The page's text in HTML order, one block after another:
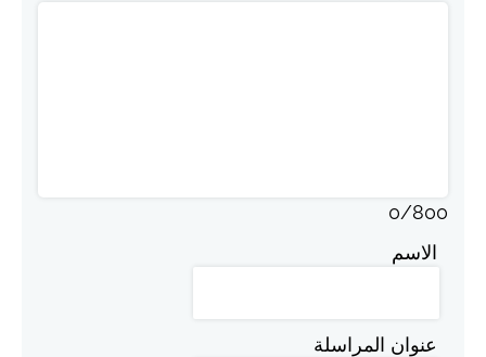
0/800
الاسم
عنوان المراسلة